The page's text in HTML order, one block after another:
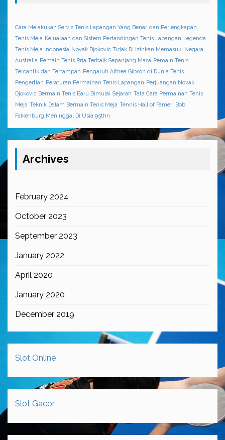
Cara Melakukan Servis Tenis Lapangan Yang Benar dan Perlengkapan
Tenis Meja Kejuaraan dan Sistem Pertandingan Tenis Lapangan Legenda
Tenis Meja Indonesia Novak Djokovic Tidak Di Izinkan Memasuki Negara
Australia Pemain Tenis Pria Terbaik Sepanjang Masa Pemain Tenis
Tercantik dan Tertampan Pengaruh Althea Gibson di Dunia Tenis
Pengertian Peraturan Permainan Tenis Lapangan Perjuangan Novak
Djokovic Bermain Tenis Baru Dimulai Sejarah Tata Cara Permainan Tenis
Meja Teknik Dalam Bermain Tenis Meja Tennis Hall of Famer: Bob
Falkenburg Meninggal Di Usia 95thn
Archives
February 2024
October 2023
September 2023
January 2022
April 2020
January 2020
December 2019
Slot Online
Slot Gacor